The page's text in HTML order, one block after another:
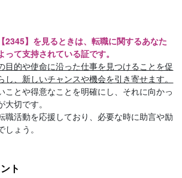
2345】を見るときは、転職に関するあなた
て支持されている証です。
目的や使命に沿った仕事を見つけることを促
、新しいチャンスや機会を引き寄せます。
ことや得意なことを明確にし、それに向かっ
切です。
職活動を応援しており、必要な時に助言や励
ょう。
ト